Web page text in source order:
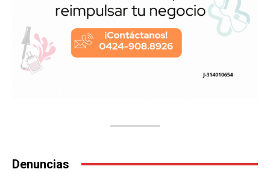
Denuncias